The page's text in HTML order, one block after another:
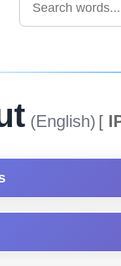
(English) [